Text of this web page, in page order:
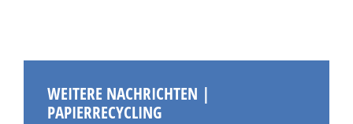
WEITERE NACHRICHTEN |
PAPIERRECYCLING